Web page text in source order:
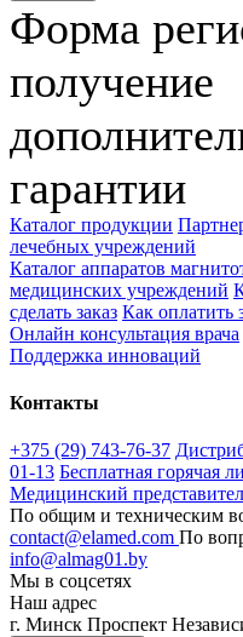
Форма
получение
гарантии
Каталог продукции
лечебных учреждений
Каталог аппаратов
медицинских учреждений
сделать заказ Как оплатить
Онлайн консультация врача
Поддержка инноваций
Контакты
+375 (29) 743-76-37
01-13 Бесплатная горячая
Медицинский
По общим и техническим
contact@elamed.com По
info@almag01.by
Мы в соцсетях
Наш адрес
г. Минск Проспект